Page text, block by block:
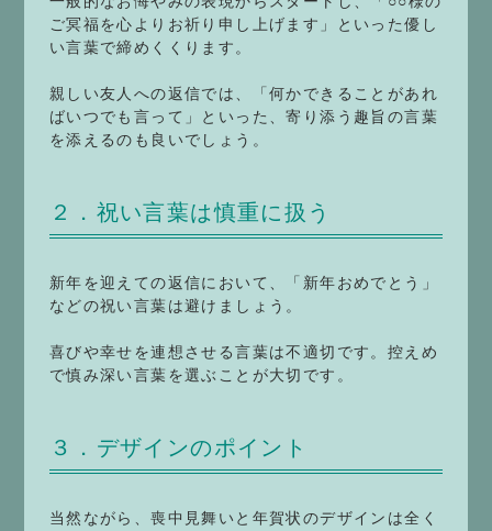
ご冥福を心よりお祈り申し上げます」といった優し
い言葉で締めくくります。
親しい友人への返信では、「何かできることがあれ
ばいつでも言って」といった、寄り添う趣旨の言葉
を添えるのも良いでしょう。
２．祝い言葉は慎重に扱う
新年を迎えての返信において、「新年おめでとう」
などの祝い言葉は避けましょう。
喜びや幸せを連想させる言葉は不適切です。控えめ
で慎み深い言葉を選ぶことが大切です。
３．デザインのポイント
当然ながら、喪中見舞いと年賀状のデザインは全く